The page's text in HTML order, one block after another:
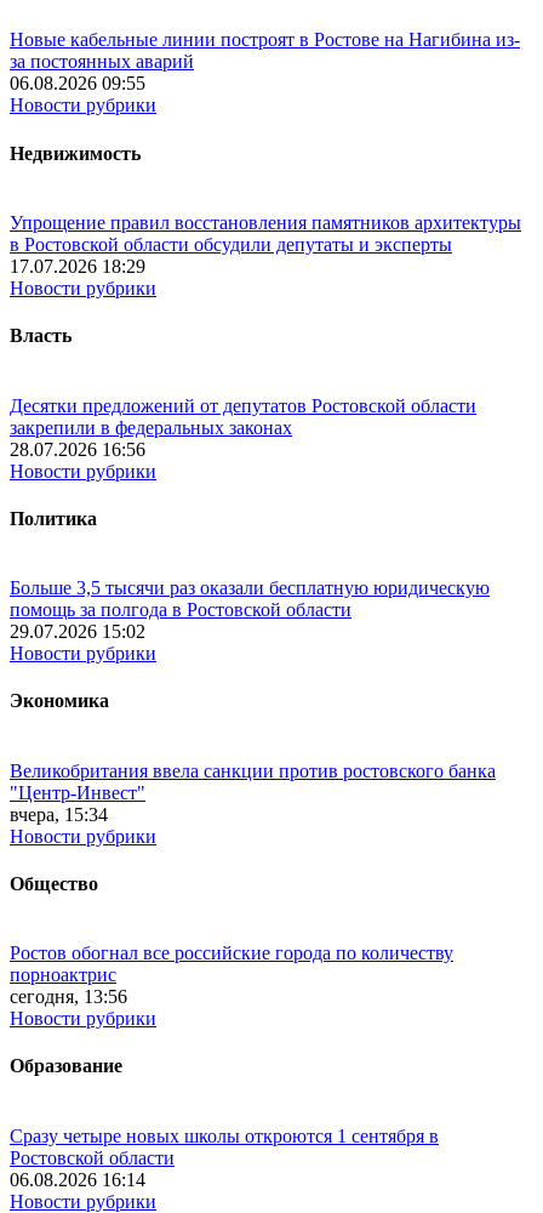
Новые кабельные линии построят в Ростове на Нагибина из-
за постоянных аварий
06.08.2026 09:55
Новости рубрики
Недвижимость
Упрощение правил восстановления памятников архитектуры
в Ростовской области обсудили депутаты и эксперты
17.07.2026 18:29
Новости рубрики
Власть
Десятки предложений от депутатов Ростовской области
закрепили в федеральных законах
28.07.2026 16:56
Новости рубрики
Политика
Больше 3,5 тысячи раз оказали бесплатную юридическую
помощь за полгода в Ростовской области
29.07.2026 15:02
Новости рубрики
Экономика
Великобритания ввела санкции против ростовского банка
"Центр-Инвест"
вчера, 15:34
Новости рубрики
Общество
Ростов обогнал все российские города по количеству
порноактрис
сегодня, 13:56
Новости рубрики
Образование
Сразу четыре новых школы откроются 1 сентября в
Ростовской области
06.08.2026 16:14
Новости рубрики